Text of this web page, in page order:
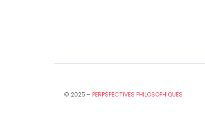
© 2025 –PERPSPECTIVES PHILOSOPHIQUES